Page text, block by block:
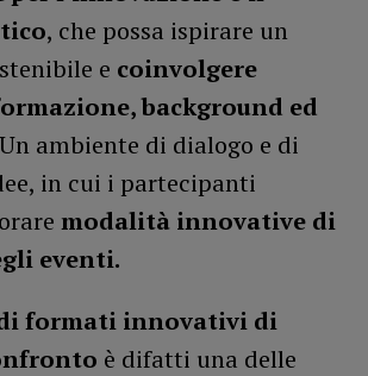
, che possa ispirare un
e coinvolgere
background ed
ambiente di dialogo e di
in cui i partecipanti
modalità innovative di
eventi.
di formati innovativi di
è difatti una delle